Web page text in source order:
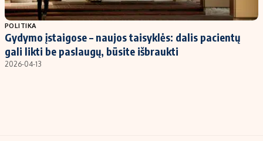
Populiarios temos
Investavimas
Akcijų rinka
Titulinis
Nedarbo išmokos skaičiuoklė
POLITIKA
Gydymo įstaigose – naujos taisyklės: dalis pacientų
gali likti be paslaugų, būsite išbraukti
2026-04-13